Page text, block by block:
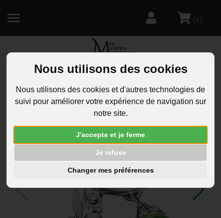
Nous utilisons des cookies
Nous utilisons des cookies et d'autres technologies de
suivi pour améliorer votre expérience de navigation sur
notre site.
J'accepte et je ferme
Je refuse
Changer mes préférences
(0)